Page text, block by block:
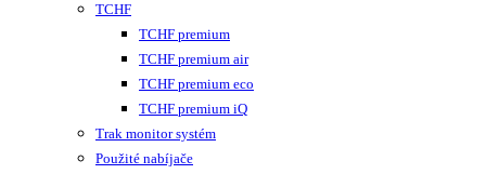
TCHF
TCHF premium
TCHF premium air
TCHF premium eco
TCHF premium iQ
Trak monitor systém
Použité nabíjače